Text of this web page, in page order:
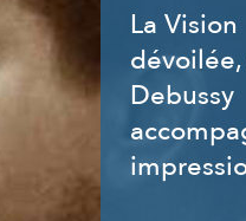
La Vision
Debussy